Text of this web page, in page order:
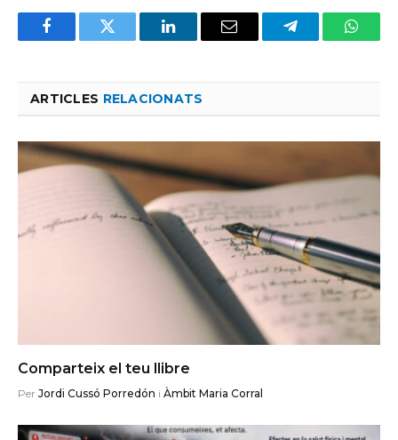
FacebookTwitter LinkedInEmail Telegram
ARTICLES RELACIONATS
Comparteix el teu llibre
Per Jordi Cussó Porredón i Àmbit Maria Corral